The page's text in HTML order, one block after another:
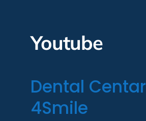
Youtube
Dental Centar
4Smile